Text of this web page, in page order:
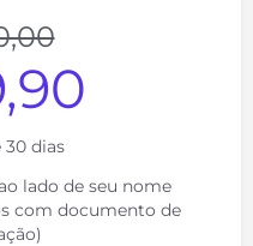
30 dias
lado de seu nome
com documento de